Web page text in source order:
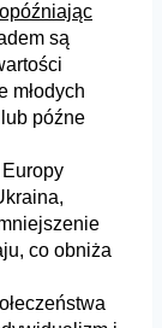
opóźniając
są
młodych
późne
co obniża